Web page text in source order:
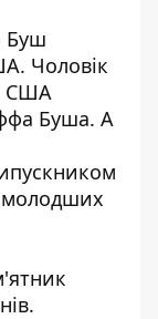
Буш
Чоловік
США
Буша. А